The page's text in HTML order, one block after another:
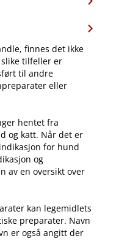
finnes det ikke
tilfeller er
til andre
eller
hentet fra
og katt. Når det er
for hund
og
av en oversikt over
kan legemidlets
preparater. Navn
er også angitt der